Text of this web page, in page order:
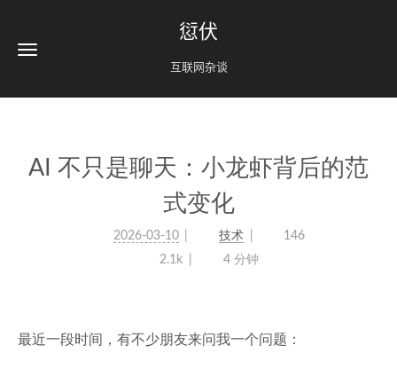
愆伏
互联网杂谈
AI 不只是聊天：小龙虾背后的范
式变化
2026-03-10 技术
146
2.1k
4 分钟
最近一段时间，有不少朋友来问我一个问题：